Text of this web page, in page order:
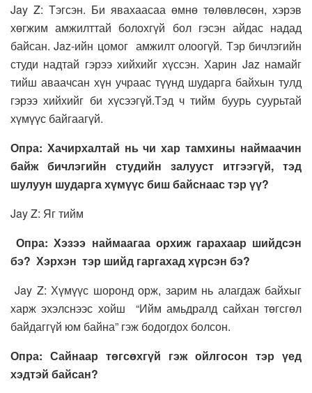
Jay Z: Тэгсэн. Би явахаасаа өмнө төлөвлөсөн, хэрэв
хөгжим амжилттай болохгүй бол гэсэн айдас надад
байсан. Jaz-ийн цомог амжилт олоогүй. Тэр бичлэгийн
студи надтай гэрээ хийхийг хүссэн. Харин Jaz намайг
тийш аваачсан хүн учраас түүнд шударга байхын тулд
гэрээ хийхийг би хүсээгүй.Тэд ч тийм буурь суурьтай
хүмүүс байгаагүй.
Опра: Хачирхалтай нь чи хар тамхины наймаачин
байж бичлэгийн студийн залууст итгээгүй, тэд
шулуун шударга хүмүүс биш байснаас тэр үү?
Jay Z: Яг тийм
Опра: Хэзээ наймаагаа орхиж гарахаар шийдсэн
бэ? Хэрхэн тэр шийд гаргахад хүрсэн бэ?
Jay Z: Хүмүүс шоронд орж, зарим нь алагдаж байхыг
харж эхэлснээс хойш “Ийм амьдралд сайхан төгсгөл
байдаггүй юм байна” гэж бодогдох болсон.
Опра: Сайнаар төгсөхгүй гэж ойлгосон тэр үед
хэдтэй байсан?